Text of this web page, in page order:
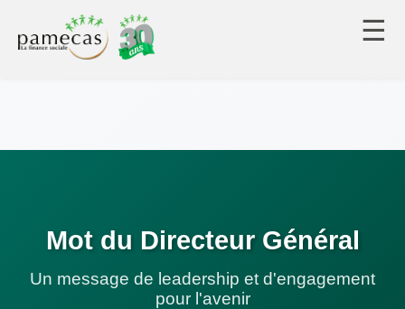
☰
Mot du Directeur Général
Un message de leadership et d'engagement
pour l'avenir